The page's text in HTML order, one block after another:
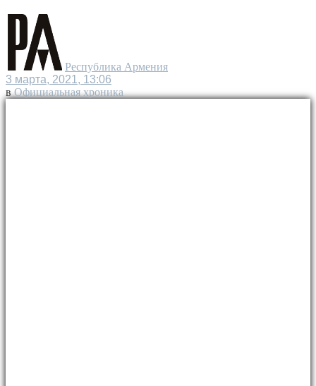
Республика Армения
3 марта, 2021, 13:06
в Официальная хроника